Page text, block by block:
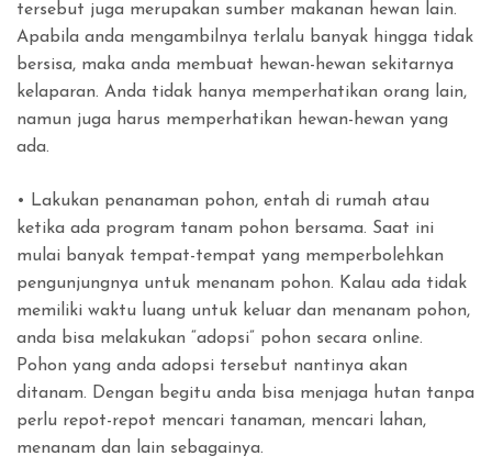
tersebut juga merupakan sumber makanan hewan lain.
Apabila anda mengambilnya terlalu banyak hingga tidak
bersisa, maka anda membuat hewan-hewan sekitarnya
kelaparan. Anda tidak hanya memperhatikan orang lain,
namun juga harus memperhatikan hewan-hewan yang
ada.
• Lakukan penanaman pohon, entah di rumah atau
ketika ada program tanam pohon bersama. Saat ini
mulai banyak tempat-tempat yang memperbolehkan
pengunjungnya untuk menanam pohon. Kalau ada tidak
memiliki waktu luang untuk keluar dan menanam pohon,
anda bisa melakukan “adopsi” pohon secara online.
Pohon yang anda adopsi tersebut nantinya akan
ditanam. Dengan begitu anda bisa menjaga hutan tanpa
perlu repot-repot mencari tanaman, mencari lahan,
menanam dan lain sebagainya.